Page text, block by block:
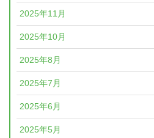
2025年11月
2025年10月
2025年8月
2025年7月
2025年6月
2025年5月